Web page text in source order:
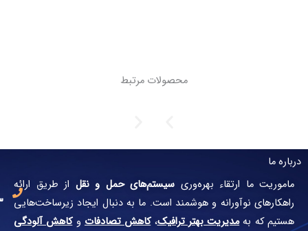
بهره‌وریسیستم‌های حمل و نقلاز طریق ارائه
و هوشمند است. ما به دنبال ایجاد زیرساخت‌هایی
بهتر ترافیک ،کاهش تصادفاتوکاهش آلودگی
تماس:
66517193-
021